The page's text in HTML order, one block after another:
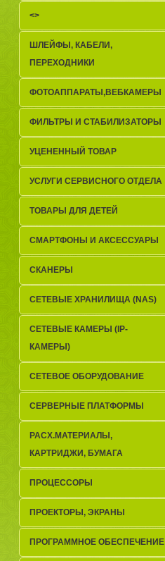
<>
ШЛЕЙФЫ, КАБЕЛИ,
ПЕРЕХОДНИКИ
ФОТОАППАРАТЫ,ВЕБКАМЕРЫ
ФИЛЬТРЫ И СТАБИЛИЗАТОРЫ
УЦЕНЕННЫЙ ТОВАР
УСЛУГИ СЕРВИСНОГО ОТДЕЛА
ТОВАРЫ ДЛЯ ДЕТЕЙ
СМАРТФОНЫ И АКСЕССУАРЫ
СКАНЕРЫ
СЕТЕВЫЕ ХРАНИЛИЩА (NAS)
СЕТЕВЫЕ КАМЕРЫ (IP-
КАМЕРЫ)
СЕТЕВОЕ ОБОРУДОВАНИЕ
СЕРВЕРНЫЕ ПЛАТФОРМЫ
РАСХ.МАТЕРИАЛЫ,
КАРТРИДЖИ, БУМАГА
ПРОЦЕССОРЫ
ПРОЕКТОРЫ, ЭКРАНЫ
ПРОГРАММНОЕ ОБЕСПЕЧЕНИЕ